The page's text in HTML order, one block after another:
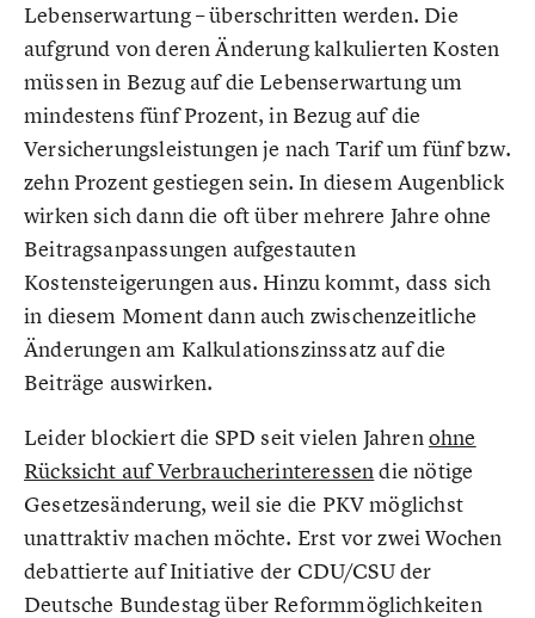
Lebenserwartung – überschritten werden. Die
aufgrund von deren Änderung kalkulierten Kosten
müssen in Bezug auf die Lebenserwartung um
mindestens fünf Prozent, in Bezug auf die
Versicherungsleistungen je nach Tarif um fünf bzw.
zehn Prozent gestiegen sein. In diesem Augenblick
wirken sich dann die oft über mehrere Jahre ohne
Beitragsanpassungen aufgestauten
Kostensteigerungen aus. Hinzu kommt, dass sich
in diesem Moment dann auch zwischenzeitliche
Änderungen am Kalkulationszinssatz auf die
Beiträge auswirken.
Leider blockiert die SPD seit vielen Jahrenohne
Rücksicht auf Verbraucherinteressendie nötige
Gesetzesänderung, weil sie die PKV möglichst
unattraktiv machen möchte. Erst vor zwei Wochen
debattierte auf Initiative der CDU/CSU der
Deutsche Bundestag über Reformmöglichkeiten